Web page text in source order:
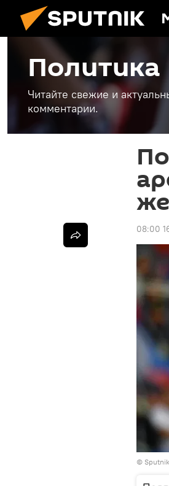
Политика
Читайте свежие и
комментарии.
08:00
©